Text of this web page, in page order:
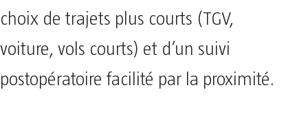
choix de trajets plus courts (TGV,
voiture, vols courts) et d’un suivi
postopératoire facilité par la proximité.